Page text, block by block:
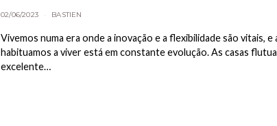
02/06/2023 BASTIEN
Vivemos numa era onde a inovação e a flexibilidade são vitais, e
habituamos a viver está em constante evolução. As casas
excelente…